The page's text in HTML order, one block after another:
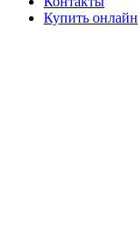
Купить онлайн